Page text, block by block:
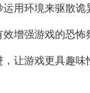
用环境来驱散诡
增强游戏的恐怖
让游戏更具趣